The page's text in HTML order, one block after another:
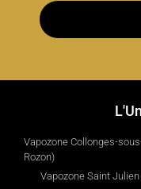
Vapozone Collonges-
Rozon)
Vapozone Saint